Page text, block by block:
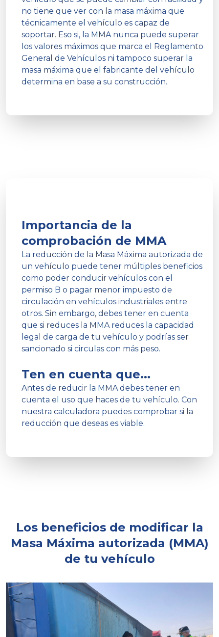
no tiene que ver con la masa máxima que
técnicamente el vehículo es capaz de
soportar. Eso si, la MMA nunca puede superar
los valores máximos que marca el Reglamento
General de Vehículos ni tampoco superar la
masa máxima que el fabricante del vehículo
determina en base a su construcción.
Importancia de la
comprobación de MMA
La reducción de la Masa Máxima autorizada de
un vehículo puede tener múltiples beneficios
como poder conducir vehículos con el
permiso B o pagar menor impuesto de
circulación en vehículos industriales entre
otros. Sin embargo, debes tener en cuenta
que si reduces la MMA reduces la capacidad
legal de carga de tu vehículo y podrías ser
sancionado si circulas con más peso.
Ten en cuenta que...
Antes de reducir la MMA debes tener en
cuenta el uso que haces de tu vehículo. Con
nuestra calculadora puedes comprobar si la
reducción que deseas es viable.
Los beneficios de modificar la
Masa Máxima autorizada (MMA)
de tu vehículo